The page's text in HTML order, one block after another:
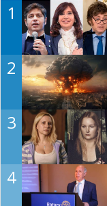
1
2
3
4